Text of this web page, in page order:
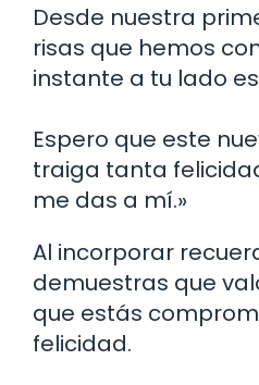
Desde nuestra
risas que hemos
instante a tu lado
Espero que este
traiga tanta
me das a mí.»
Al incorporar
demuestras que
que estás
felicidad.